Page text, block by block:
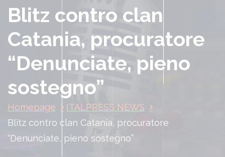
Blitz contro clan
Catania, procuratore
“Denunciate, pieno
sostegno”
Homepage
ITALPRESS NEWS
Blitz contro clan Catania, procuratore
“Denunciate, pieno sostegno”